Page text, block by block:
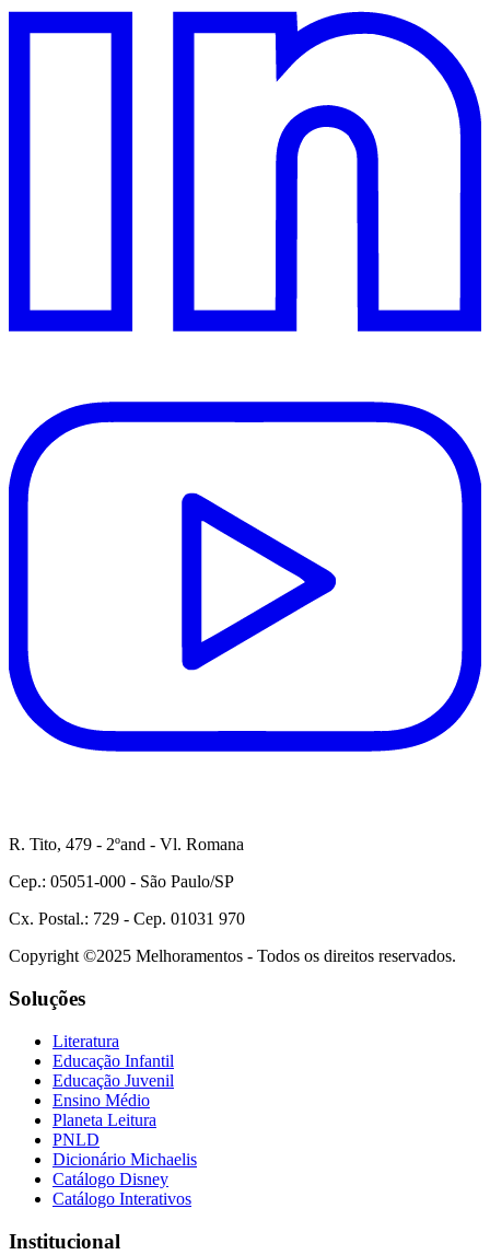
R. Tito, 479 - 2ºand - Vl. Romana
Cep.: 05051-000 - São Paulo/SP
Cx. Postal.: 729 - Cep. 01031 970
Copyright ©2025 Melhoramentos - Todos os direitos reservados.
Soluções
Literatura
Educação Infantil
Educação Juvenil
Ensino Médio
Planeta Leitura
PNLD
Dicionário Michaelis
Catálogo Disney
Catálogo Interativos
Institucional